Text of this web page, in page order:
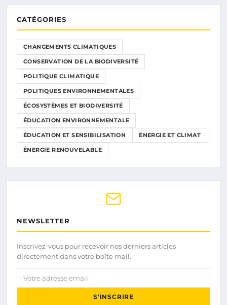
CATÉGORIES
CHANGEMENTS CLIMATIQUES
CONSERVATION DE LA BIODIVERSITÉ
POLITIQUE CLIMATIQUE
POLITIQUES ENVIRONNEMENTALES
ÉCOSYSTÈMES ET BIODIVERSITÉ
ÉDUCATION ENVIRONNEMENTALE
ÉDUCATION ET SENSIBILISATION ÉNERGIE ET CLIMAT
ÉNERGIE RENOUVELABLE
NEWSLETTER
Inscrivez-vous pour recevoir nos derniers articles
directement dans votre boîte mail.
Votre adresse email
S'INSCRIRE